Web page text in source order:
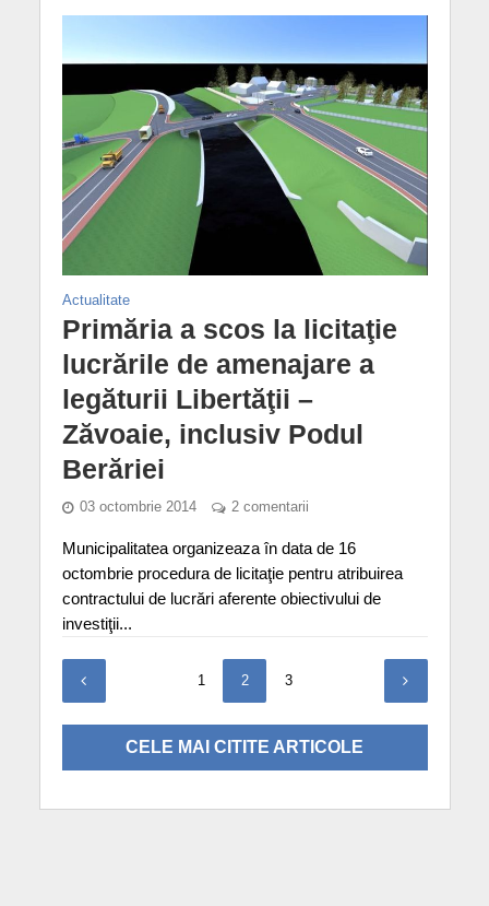
Actualitate
Primăria a scos la licitaţie
lucrările de amenajare a
legăturii Libertăţii –
Zăvoaie, inclusiv Podul
Berăriei
03 octombrie 2014 2 comentarii
Municipalitatea organizeaza în data de 16
octombrie procedura de licitaţie pentru atribuirea
contractului de lucrări aferente obiectivului de
investiţii...
1 2 3
CELE MAI CITITE ARTICOLE